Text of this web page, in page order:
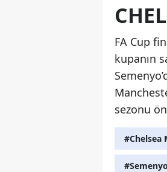
FA Cup
kupanın
sezonu
#Chelsea
#Semenyo